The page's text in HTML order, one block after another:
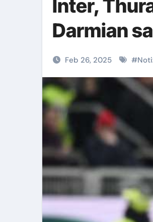
Inter,
Darmian
Feb 26, 2025 #